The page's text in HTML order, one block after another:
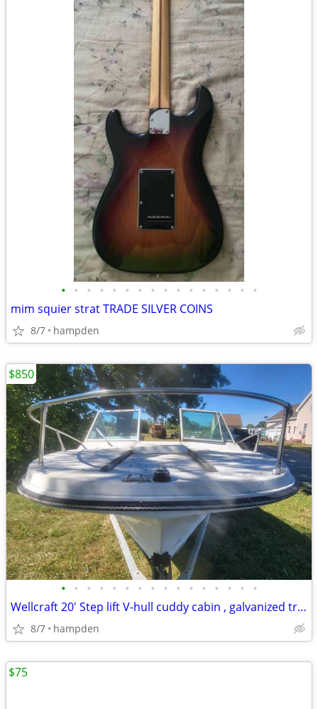
• • • • • • • • • • • • • • • •
mim squier strat TRADE SILVER COINS
8/7 hampden
• • • • • • • • • • • • • • • •
Wellcraft 20' Step lift V-hull cuddy cabin , galvanized trailer
8/7 hampden
$850
$75